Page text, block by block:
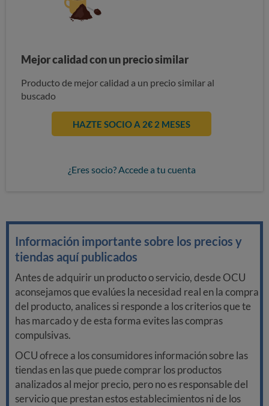
Mejor calidad con un precio similar
Producto de mejor calidad a un precio similar al
buscado
HAZTE SOCIO A 2€ 2 MESES
¿Eres socio? Accede a tu cuenta
Información importante sobre los precios y
tiendas aquí publicados
Antes de adquirir un producto o servicio, desde OCU
aconsejamos que evalúes la necesidad real en la compra
del producto, analices si responde a los criterios que te
has marcado y de esta forma evites las compras
compulsivas.
OCU ofrece a los consumidores información sobre las
tiendas en las que puede comprar los productos
analizados al mejor precio, pero no es responsable del
servicio que prestan estos establecimientos ni de los